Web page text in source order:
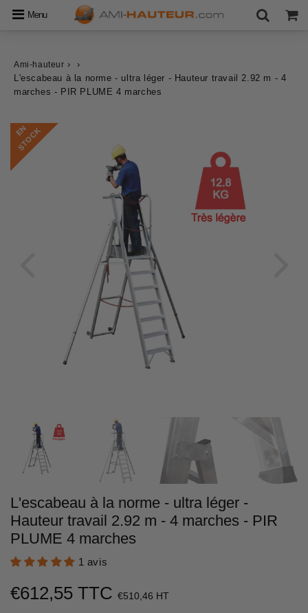
Menu
Ami-hauteur ›
›
L'escabeau à la norme - ultra léger - Hauteur travail 2.92 m - 4
marches - PIR PLUME 4 marches
E
N
S
T
O
C
K
L'escabeau à la norme - ultra léger -
Hauteur travail 2.92 m - 4 marches - PIR
PLUME 4 marches
1 avis
€612,55 TTC €510,46 HT